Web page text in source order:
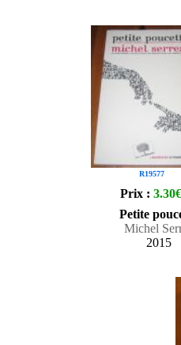
R19577
Prix : 3.30€
Petite
Michel
2015